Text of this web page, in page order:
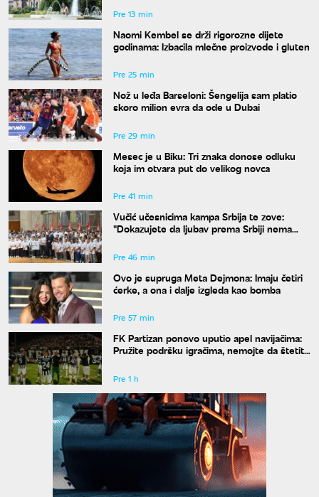
Pre 13 min
Naomi Kembel se drži rigorozne dijete
godinama: Izbacila mlečne proizvode i gluten
Pre 25 min
Nož u leđa Barseloni: Šengelija sam platio
skoro milion evra da ode u Dubai
Pre 29 min
Mesec je u Biku: Tri znaka donose odluku
koja im otvara put do velikog novca
Pre 41 min
Vučić učesnicima kampa Srbija te zove:
"Dokazujete da ljubav prema Srbiji nema
Pre 46 min
Ovo je supruga Meta Dejmona: Imaju četiri
ćerke, a ona i dalje izgleda kao bomba
Pre 57 min
FK Partizan ponovo uputio apel navijačima:
Pružite podršku igračima, nemojte da štetite
Pre 1 h